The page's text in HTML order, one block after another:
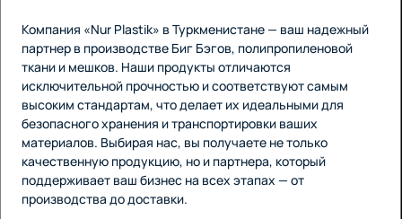
Компания «Nur Plastik» в Туркменистане — ваш надежный
партнер в производстве Биг Бэгов, полипропиленовой
ткани и мешков. Наши продукты отличаются
исключительной прочностью и соответствуют самым
высоким стандартам, что делает их идеальными для
безопасного хранения и транспортировки ваших
материалов. Выбирая нас, вы получаете не только
качественную продукцию, но и партнера, который
поддерживает ваш бизнес на всех этапах — от
производства до доставки.